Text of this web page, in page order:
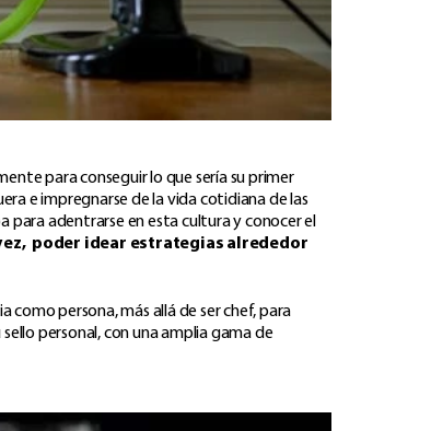
para conseguir lo que sería su primer
e impregnarse de la vida cotidiana de las
para adentrarse en esta cultura y conocer el
poder idear estrategias alrededor
como persona, más allá de ser chef, para
personal, con una amplia gama de